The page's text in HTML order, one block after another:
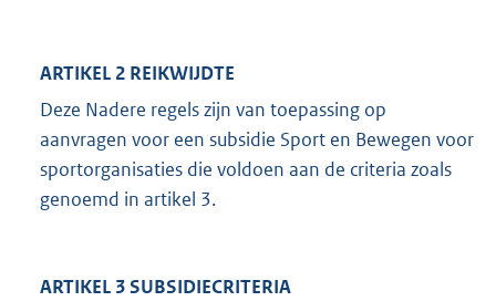
ARTIKEL 2 REIKWIJDTE
Deze Nadere regels zijn van toepassing op
aanvragen voor een subsidie Sport en Bewegen voor
sportorganisaties die voldoen aan de criteria zoals
genoemd in artikel 3.
ARTIKEL 3 SUBSIDIECRITERIA